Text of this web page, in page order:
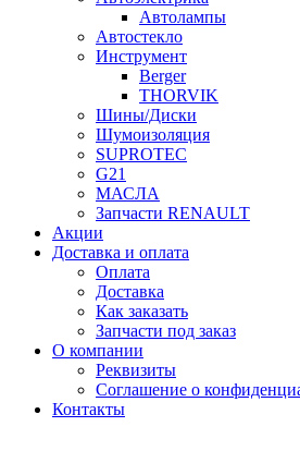
Автолампы
Автостекло
Инструмент
Berger
THORVIK
Шины/Диски
Шумоизоляция
SUPROTEC
G21
МАСЛА
Запчасти RENAULT
Акции
Доставка и оплата
Оплата
Доставка
Как заказать
Запчасти под заказ
О компании
Реквизиты
Соглашение о
Контакты